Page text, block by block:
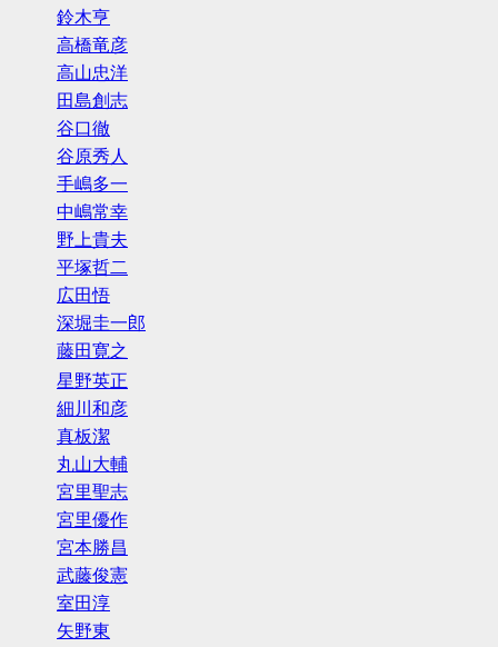
鈴木亨
高橋竜彦
高山忠洋
田島創志
谷口徹
谷原秀人
手嶋多一
中嶋常幸
野上貴夫
平塚哲二
広田悟
深堀圭一郎
藤田寛之
星野英正
細川和彦
真板潔
丸山大輔
宮里聖志
宮里優作
宮本勝昌
武藤俊憲
室田淳
矢野東